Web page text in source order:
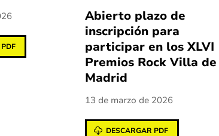
Abierto plazo de
inscripción para
participar en los XLVI
Premios Rock Villa de
Madrid
13 de marzo de 2026
DESCARGAR PDF